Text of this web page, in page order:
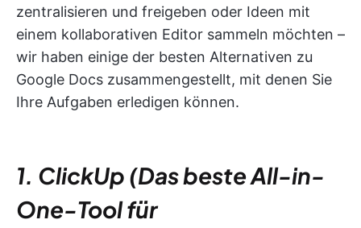
zentralisieren und freigeben oder Ideen mit
einem kollaborativen Editor sammeln möchten –
wir haben einige der besten Alternativen zu
Google Docs zusammengestellt, mit denen Sie
Ihre Aufgaben erledigen können.
1. ClickUp (Das beste All-in-
One-Tool für